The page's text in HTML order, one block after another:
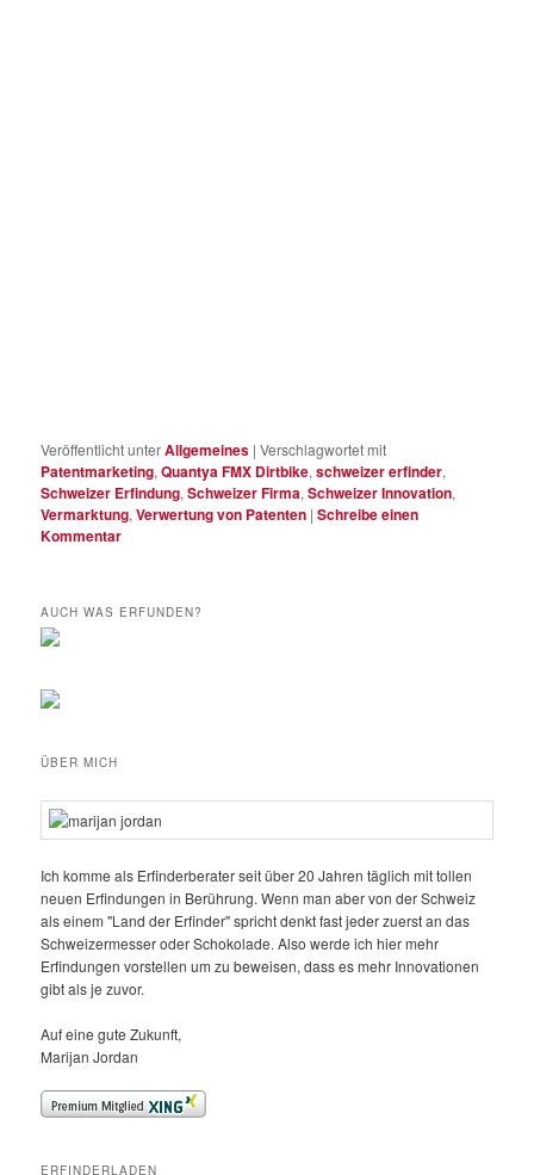
Veröffentlicht unterAllgemeines |Verschlagwortet mit
Patentmarketing,Quantya FMX Dirtbike,schweizer erfinder,
Schweizer Erfindung,Schweizer Firma,Schweizer Innovation,
Vermarktung,Verwertung von Patenten |Schreibe einen
Kommentar
AUCH WAS ERFUNDEN?
ÜBER MICH
Ich komme als Erfinderberater seit über 20 Jahren täglich mit tollen
neuen Erfindungen in Berührung. Wenn man aber von der Schweiz
als einem "Land der Erfinder" spricht denkt fast jeder zuerst an das
Schweizermesser oder Schokolade. Also werde ich hier mehr
Erfindungen vorstellen um zu beweisen, dass es mehr Innovationen
gibt als je zuvor.
Auf eine gute Zukunft,
Marijan Jordan
ERFINDERLADEN